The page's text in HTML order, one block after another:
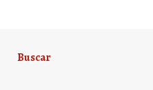
Buscar